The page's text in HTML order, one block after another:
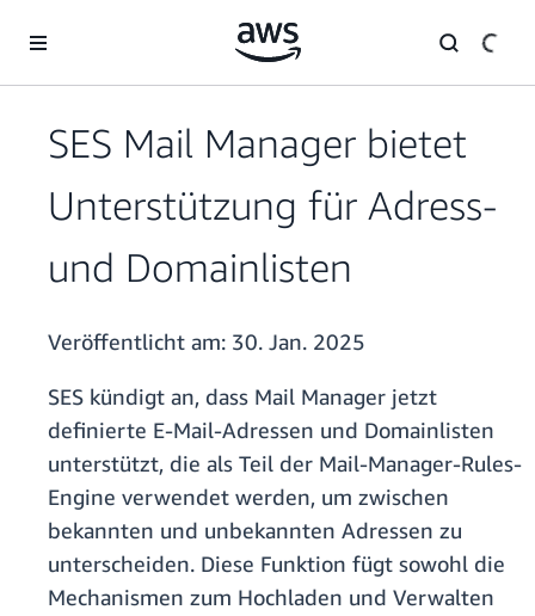
Überspringen zum Hauptinhalt
SES Mail Manager bietet
Unterstützung für Adress-
und Domainlisten
Veröffentlicht am: 30. Jan. 2025
SES kündigt an, dass Mail Manager jetzt
definierte E-Mail-Adressen und Domainlisten
unterstützt, die als Teil der Mail-Manager-Rules-
Engine verwendet werden, um zwischen
bekannten und unbekannten Adressen zu
unterscheiden. Diese Funktion fügt sowohl die
Mechanismen zum Hochladen und Verwalten